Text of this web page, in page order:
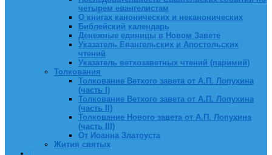
четырем евангелистам
О книгах канонических и неканонических
Библейский календарь
Денежные единицы в Новом Завете
Указатель Евангельских и Апостольских
чтений
Указатель ветхозаветных чтений (паримий)
Толкования
Толкование Ветхого завета от А.П. Лопухина
(часть I)
Толкование Ветхого завета от А.П. Лопухина
(часть II)
Толкование Нового завета от А.П. Лопухина
(часть III)
От Иоанна Златоуста
Жития святых